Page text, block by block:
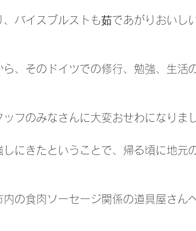
バイスブルストも茹であがりおいし
、そのドイツでの修行、勉強、生活
フのみなさんに大変おせわになりま
にきたということで、帰る頃に地元
の食肉ソーセージ関係の道具屋さん